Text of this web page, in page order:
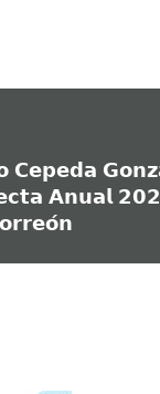
𝗖𝗲𝗽𝗲𝗱𝗮
𝗔𝗻𝘂𝗮𝗹